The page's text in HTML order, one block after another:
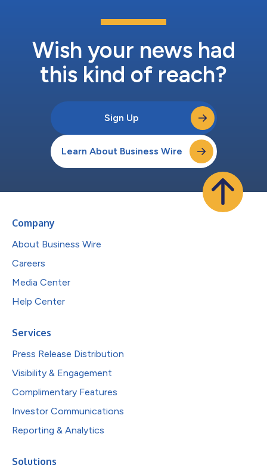
Wish your news had
this kind of reach?
Sign Up
Learn About Business Wire
Company
About Business Wire
Careers
Media Center
Help Center
Services
Press Release Distribution
Visibility & Engagement
Complimentary Features
Investor Communications
Reporting & Analytics
Solutions